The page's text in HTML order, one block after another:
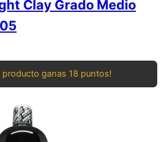
Clay Grado Medio
ganas 18 puntos!